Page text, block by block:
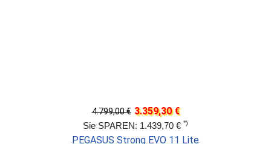
4.799,00 € 3.359,30 €
Sie SPAREN: 1.439,70 € *)
PEGASUS Strong EVO 11 Lite